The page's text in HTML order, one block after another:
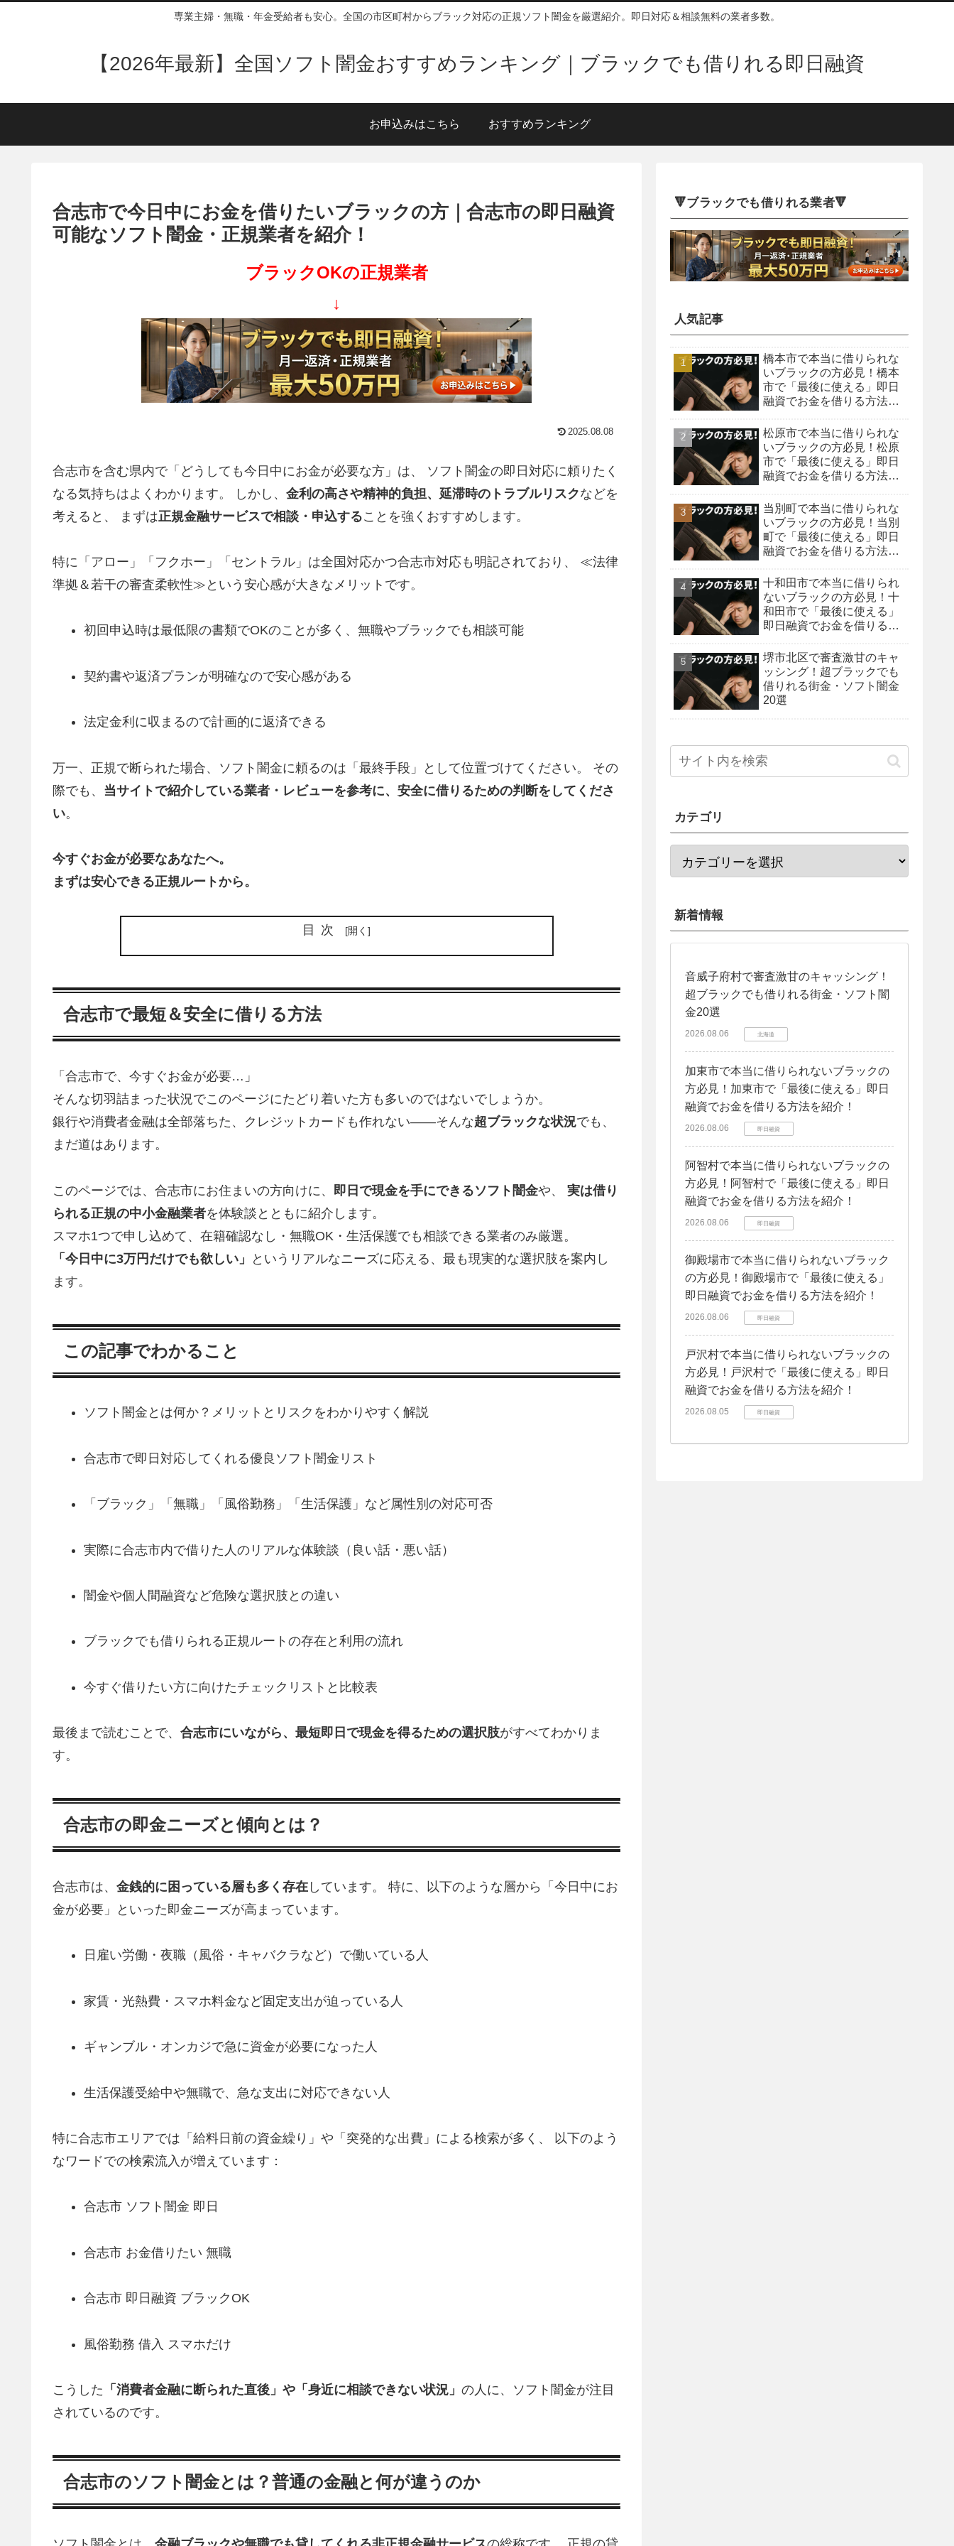
専業主婦・無職・年金受給者も安心。全国の市区町村からブラック対応の正規ソフト闇金を厳選紹介。即日対応＆相談無料の業者多数。
【2026年最新】全国ソフト闇金おすすめランキング｜ブラックでも借りれる即日融資
お申込みはこちら おすすめランキング
合志市で今日中にお金を借りたいブラックの方｜合志市の即日融資
可能なソフト闇金・正規業者を紹介！
ブラックOKの正規業者
↓
2025.08.08
合志市を含む県内で「どうしても今日中にお金が必要な方」は、 ソフト闇金の即日対応に頼りたく
なる気持ちはよくわかります。 しかし、 金利の高さや精神的負担、延滞時のトラブルリスクなどを
考えると、 まずは正規金融サービスで相談・申込することを強くおすすめします。
特に「アロー」「フクホー」「セントラル」は全国対応かつ合志市対応も明記されており、 ≪法律
準拠＆若干の審査柔軟性≫という安心感が大きなメリットです。
初回申込時は最低限の書類でOKのことが多く、無職やブラックでも相談可能
契約書や返済プランが明確なので安心感がある
法定金利に収まるので計画的に返済できる
万一、正規で断られた場合、ソフト闇金に頼るのは「最終手段」として位置づけてください。 その
際でも、 当サイトで紹介している業者・レビューを参考に、安全に借りるための判断をしてくださ
い。
今すぐお金が必要なあなたへ。
まずは安心できる正規ルートから。
目次
合志市で最短＆安全に借りる方法
「合志市で、今すぐお金が必要…」
そんな切羽詰まった状況でこのページにたどり着いた方も多いのではないでしょうか。
銀行や消費者金融は全部落ちた、クレジットカードも作れない――そんな超ブラックな状況でも、
まだ道はあります。
このページでは、合志市にお住まいの方向けに、 即日で現金を手にできるソフト闇金や、 実は借り
られる正規の中小金融業者を体験談とともに紹介します。
スマホ1つで申し込めて、在籍確認なし・無職OK・生活保護でも相談できる業者のみ厳選。
「今日中に3万円だけでも欲しい」
というリアルなニーズに応える、最も現実的な選択肢を案内し
ます。
この記事でわかること
ソフト闇金とは何か？メリットとリスクをわかりやすく解説
合志市で即日対応してくれる優良ソフト闇金リスト
「ブラック」「無職」「風俗勤務」「生活保護」など属性別の対応可否
実際に合志市内で借りた人のリアルな体験談（良い話・悪い話）
闇金や個人間融資など危険な選択肢との違い
ブラックでも借りられる正規ルートの存在と利用の流れ
今すぐ借りたい方に向けたチェックリストと比較表
最後まで読むことで、 合志市にいながら、最短即日で現金を得るための選択肢がすべてわかりま
す。
合志市の即金ニーズと傾向とは？
合志市は、 金銭的に困っている層も多く存在 しています。 特に、以下のような層から「今日中にお
金が必要」といった即金ニーズが高まっています。
日雇い労働・夜職（風俗・キャバクラなど）で働いている人
家賃・光熱費・スマホ料金など固定支出が迫っている人
ギャンブル・オンカジで急に資金が必要になった人
生活保護受給中や無職で、急な支出に対応できない人
特に合志市エリアでは「給料日前の資金繰り」や「突発的な出費」による検索が多く、 以下のよう
なワードでの検索流入が増えています：
合志市 ソフト闇金 即日
合志市 お金借りたい 無職
合志市 即日融資 ブラックOK
風俗勤務 借入 スマホだけ
こうした 「消費者金融に断られた直後」や「身近に相談できない状況」 の人に、ソフト闇金が注目
されているのです。
合志市のソフト闇金とは？普通の金融と何が違うのか
🔻ブラックでも借りれる業者🔻
人気記事
橋本市で本当に借りられな
いブラックの方必見！橋本
市で「最後に使える」即日
融資でお金を借りる方法を
松原市で本当に借りられな
いブラックの方必見！松原
市で「最後に使える」即日
融資でお金を借りる方法を
当別町で本当に借りられな
いブラックの方必見！当別
町で「最後に使える」即日
融資でお金を借りる方法を
十和田市で本当に借りられ
ないブラックの方必見！十
和田市で「最後に使える」
即日融資でお金を借りる方
堺市北区で審査激甘のキャ
ッシング！超ブラックでも
借りれる街金・ソフト闇金
20選
カテゴリ
新着情報
音威子府村で審査激甘のキャッシング！
超ブラックでも借りれる街金・ソフト闇
金20選
2026.08.06 北海道
加東市で本当に借りられないブラックの
方必見！加東市で「最後に使える」即日
融資でお金を借りる方法を紹介！
2026.08.06 即日融資
阿智村で本当に借りられないブラックの
方必見！阿智村で「最後に使える」即日
融資でお金を借りる方法を紹介！
2026.08.06 即日融資
御殿場市で本当に借りられないブラック
の方必見！御殿場市で「最後に使える」
即日融資でお金を借りる方法を紹介！
2026.08.06 即日融資
戸沢村で本当に借りられないブラックの
方必見！戸沢村で「最後に使える」即日
融資でお金を借りる方法を紹介！
2026.08.05 即日融資